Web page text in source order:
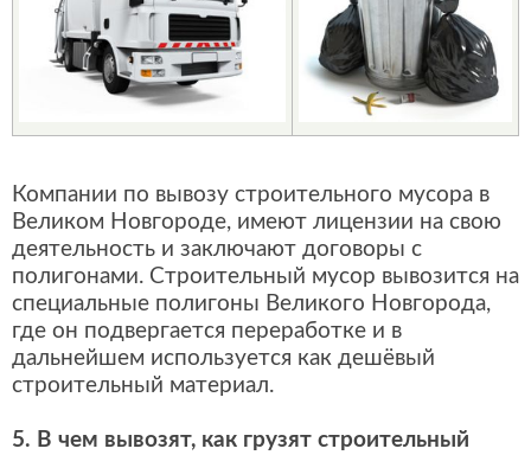
Компании по вывозу строительного мусора в
Великом Новгороде, имеют лицензии на свою
деятельность и заключают договоры с
полигонами. Строительный мусор вывозится на
специальные полигоны Великого Новгорода,
где он подвергается переработке и в
дальнейшем используется как дешёвый
строительный материал.
5. В чем вывозят, как грузят строительный